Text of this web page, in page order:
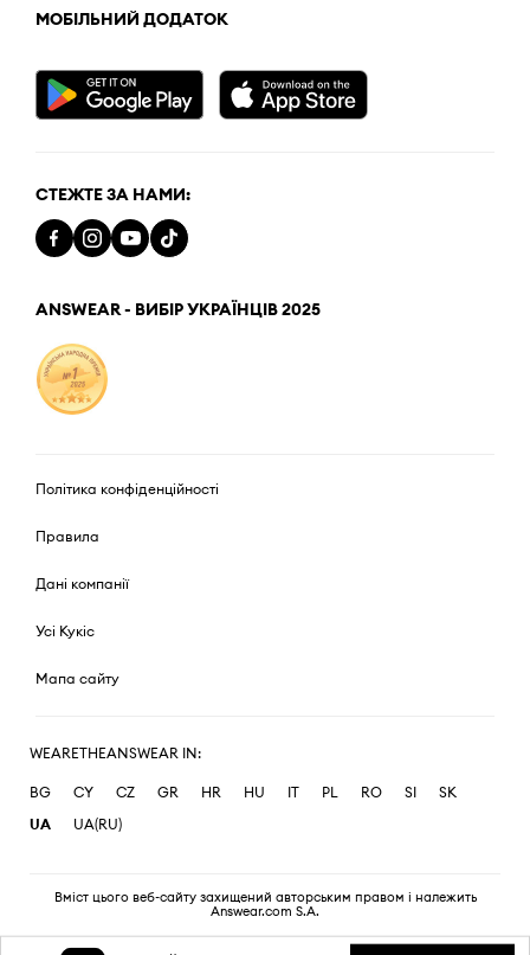
МОБІЛЬНИЙ ДОДАТОК
СТЕЖТЕ ЗА НАМИ:
ANSWEAR - ВИБІР УКРАЇНЦІВ 2025
Політика конфіденційності
Правила
Дані компанії
Усі Кукіс
Мапа сайту
WEARETHEANSWEAR IN:
BG CY CZ GR HR HU IT PL RO SI
SK
UA
UA(RU)
Вміст цього веб-сайту захищений авторським правом і належить
Answear.com S.A.